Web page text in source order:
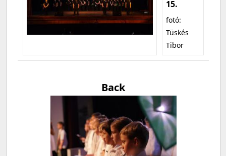
15.
fotó:
Tüskés
Tibor
Back